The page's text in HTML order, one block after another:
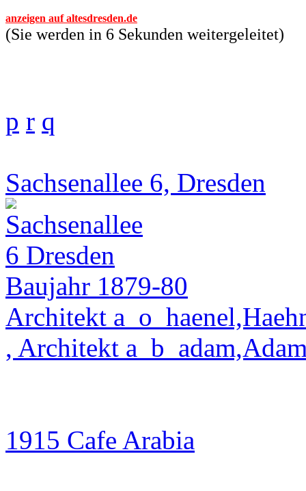
anzeigen auf altesdresden.de
(Sie werden in 6 Sekunden weitergeleitet)
p r q
Sachsenallee 6, Dresden
Baujahr 1879-80
Architekt
, Architekt
1915 Cafe Arabia